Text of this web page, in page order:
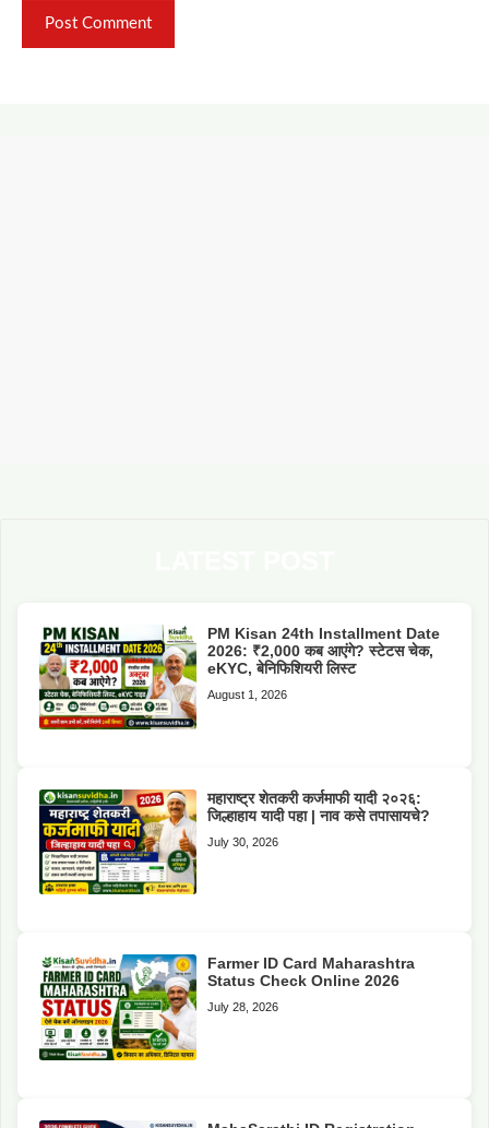
PM Kisan 24th Installment Date
2026: ₹2,000 कब आएंगे? स्टेटस चेक,
eKYC, बेनिफिशियरी लिस्ट
August 1, 2026
महाराष्ट्र शेतकरी कर्जमाफी यादी २०२६:
जिल्हाहाय यादी पहा | नाव कसे तपासायचे?
July 30, 2026
Farmer ID Card Maharashtra
Status Check Online 2026
July 28, 2026